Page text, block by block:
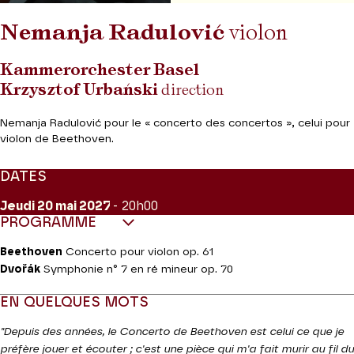
Nemanja Radulovićviolon
Kammerorchester Basel
Krzysztof Urbański direction
Nemanja Radulović pour le « concerto des concertos », celui pour
violon de Beethoven.
DATES
Jeudi 20 mai 2027 - 20h00
PROGRAMME
Beethoven Concerto pour violon op. 61
Dvořák Symphonie n° 7 en ré mineur op. 70
EN QUELQUES MOTS
"Depuis des années, le Concerto de Beethoven est celui ce que je
préfère jouer et écouter ; c'est une pièce qui m'a fait murir au fil du